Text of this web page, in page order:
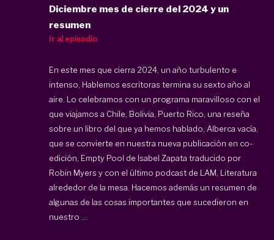
Diciembre mes de cierre del 2024 y un
resumen
Ir al episodio
En este mes que cierra 2024, un año turbulento e
intenso, Hablemos escritoras termina su sexto año al
aire. Lo celebramos con un programa maravilloso con el
que viajamos a Chile, Bolivia, Puerto Rico, una reseña
sobre un libro del que ya hemos hablado, Alberca vacía,
que se convierte en nuestra nueva publicación en co-
edición, Empty Pool de Isabel Zapata traducido por
Robin Myers y con el último podcast de LAM, Literatura
alrededor de la mesa. Hacemos además un resumen de
algunas de las cosas importantes que sucedieron en
nuestro ...